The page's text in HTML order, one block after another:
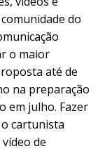
comunidade do
o maior
até de
na preparação
em julho. Fazer
cartunista
de